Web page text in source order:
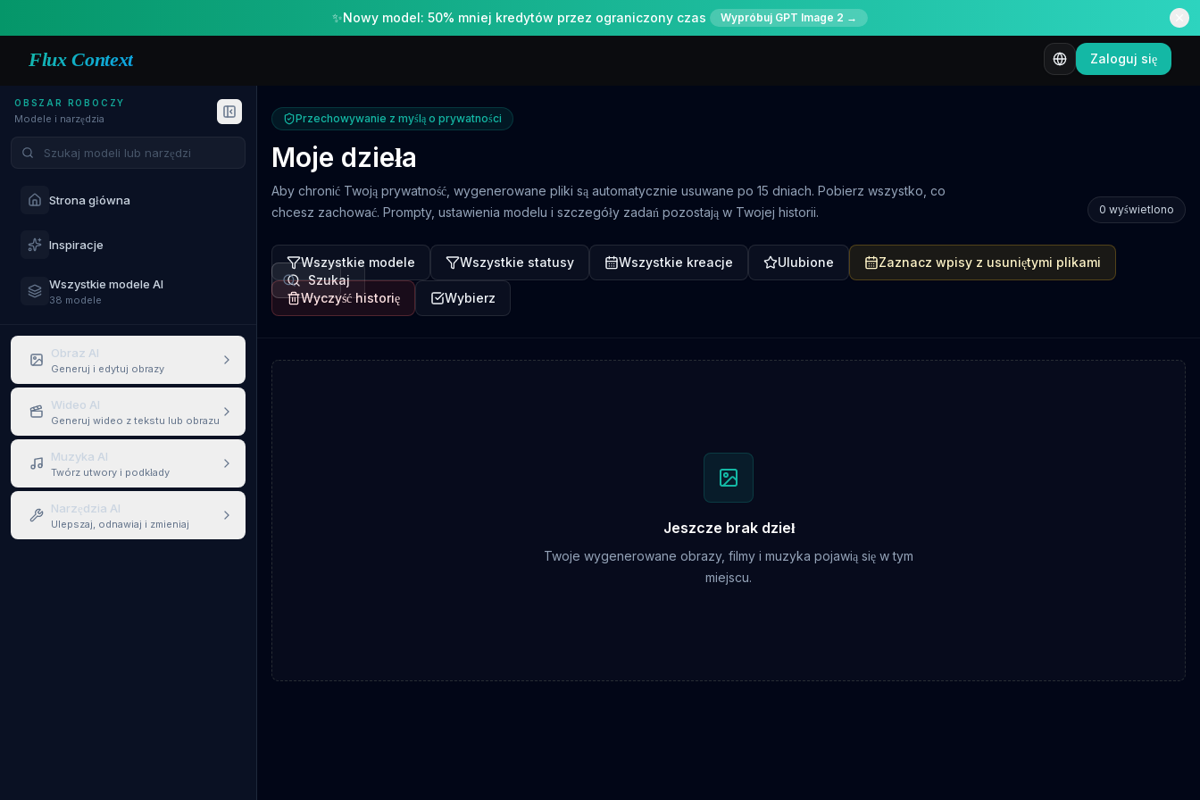
✨Nowy model: 50% mniej kredytów przez ograniczony czas Wypróbuj GPT Image 2 →
Flux Context Zaloguj się
OBSZAR ROBOCZY
Modele i narzędzia
Szukaj modeli i narzędzi
Strona główna
Inspiracje
Wszystkie modele AI
38 modele
Obraz AI
Generuj i edytuj obrazy
Wideo AI
Generuj wideo z tekstu lub obrazu
Muzyka AI
Twórz utwory i podkłady
Narzędzia AI
Ulepszaj, odnawiaj i zmieniaj
Przechowywanie z myślą o prywatności
Moje dzieła
Aby chronić Twoją prywatność, wygenerowane pliki są automatycznie usuwane po 15 dniach. Pobierz wszystko, co
chcesz zachować. Prompty, ustawienia modelu i szczegóły zadań pozostają w Twojej historii.
0 wyświetlono
Szukaj
Wszystkie modele Wszystkie statusy Wszystkie kreacje Ulubione Zaznacz wpisy z usuniętymi plikami
Wyczyść historię Wybierz
Jeszcze brak dzieł
Twoje wygenerowane obrazy, filmy i muzyka pojawią się w tym
miejscu.